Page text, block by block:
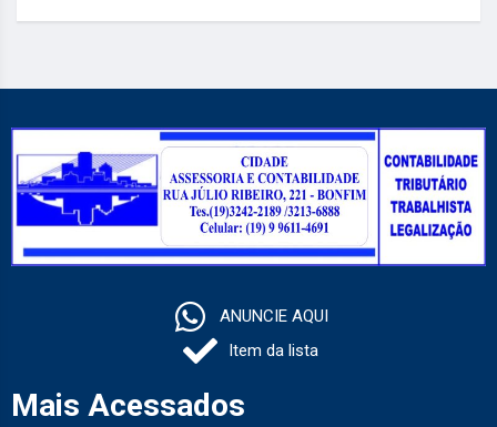
ANUNCIE AQUI
Item da lista
Mais Acessados